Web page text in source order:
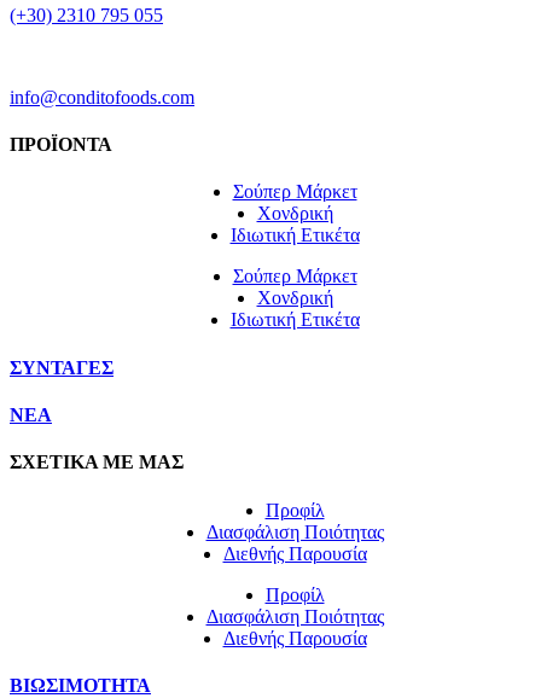
(+30) 2310 795 055
info@conditofoods.com
ΠΡΟΪΟΝΤΑ
Σούπερ Μάρκετ
Χονδρική
Ιδιωτική Ετικέτα
Σούπερ Μάρκετ
Χονδρική
Ιδιωτική Ετικέτα
ΣΥΝΤΑΓΕΣ
NEA
ΣΧΕΤΙΚΑ ΜΕ ΜΑΣ
Προφίλ
Διασφάλιση Ποιότητας
Διεθνής Παρουσία
Προφίλ
Διασφάλιση Ποιότητας
Διεθνής Παρουσία
ΒΙΩΣΙΜΟΤΗΤΑ